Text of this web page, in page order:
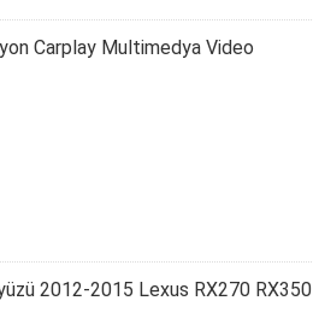
Carplay Multimedya Video
2012-2015 Lexus RX270 RX350